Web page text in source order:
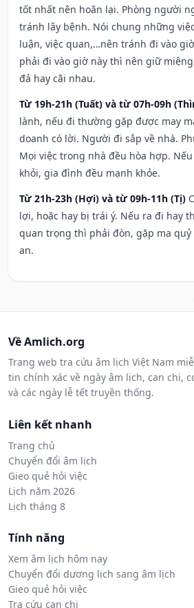
tốt nhất nên hoãn lại. Phòng người
tránh lây bệnh. Nói chung những
luận, việc quan,…nên tránh đi vào
phải đi vào giờ này thì nên giữ
đả hay cãi nhau.
Từ 19h-21h (Tuất) và từ 07h-09h
lành, nếu đi thường gặp được may
doanh có lời. Người đi sắp về nhà.
Mọi việc trong nhà đều hòa hợp.
khỏi, gia đình đều mạnh khỏe.
Từ 21h-23h (Hợi) và từ 09h-11h (Tị)
lợi, hoặc hay bị trái ý. Nếu ra đi hay
quan trọng thì phải đòn, gặp ma
an.
Về Amlich.org
Trang web tra cứu âm lịch Việt Nam
tin chính xác về ngày âm lịch, can chi,
và các ngày lễ tết truyền thống.
Liên kết nhanh
Trang chủ
Chuyển đổi âm lịch
Gieo quẻ hỏi việc
Lịch năm 2026
Lịch tháng 8
Tính năng
Xem âm lịch hôm nay
Chuyển đổi dương lịch sang âm lịch
Gieo quẻ hỏi việc
Tra cứu can chi